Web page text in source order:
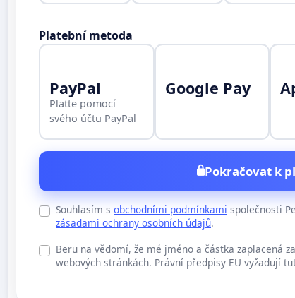
Platební metoda
PayPal
Plaťte pomocí
svého účtu PayPal
Google Pay
Pokračovat k
Souhlasím s obchodními podmínkami společnosti
zásadami ochrany osobních údajů.
Beru na vědomí, že mé jméno a částka zaplacená
webových stránkách. Právní předpisy EU vyžadují